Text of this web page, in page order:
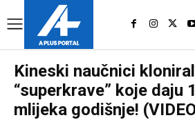
Kineski naučnici
“superkrave” koje daju
mlijeka godišnje!